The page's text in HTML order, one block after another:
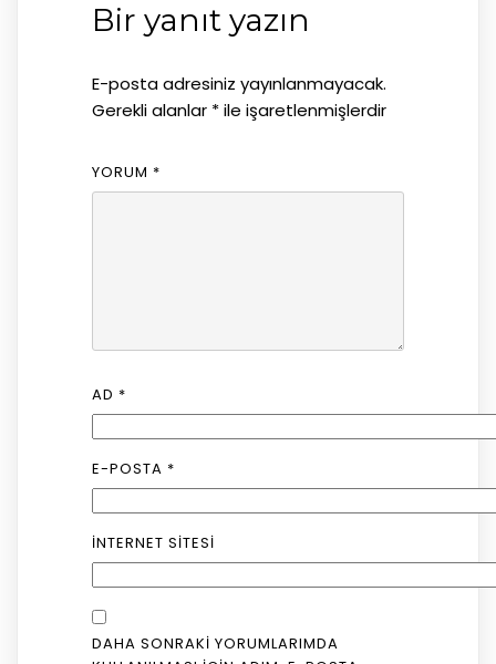
Bir yanıt yazın
E-posta adresiniz yayınlanmayacak.
Gerekli alanlar *ile işaretlenmişlerdir
YORUM *
AD *
E-POSTA *
İNTERNET SITESI
DAHA SONRAKI YORUMLARIMDA